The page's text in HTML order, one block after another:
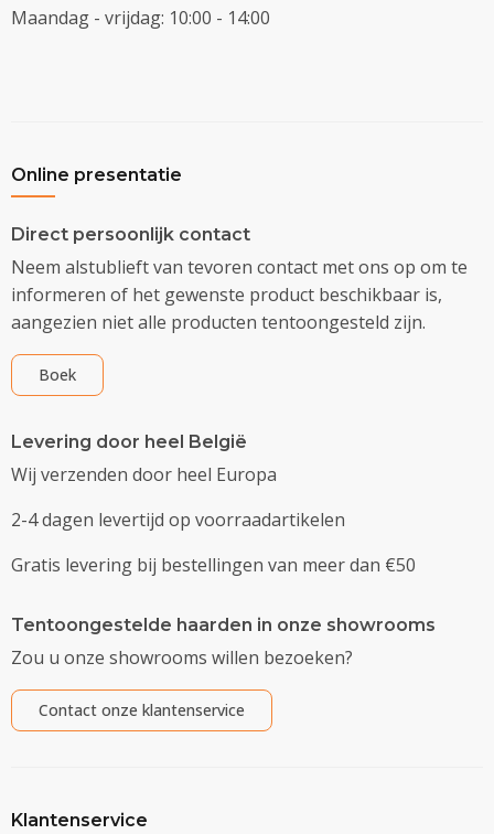
Maandag - vrijdag: 10:00 - 14:00
Online presentatie
Direct persoonlijk contact
Neem alstublieft van tevoren contact met ons op om te
informeren of het gewenste product beschikbaar is,
aangezien niet alle producten tentoongesteld zijn.
Boek
Levering door heel België
Wij verzenden door heel Europa
2-4 dagen levertijd op voorraadartikelen
Gratis levering bij bestellingen van meer dan €50
Tentoongestelde haarden in onze showrooms
Zou u onze showrooms willen bezoeken?
Contact onze klantenservice
Klantenservice